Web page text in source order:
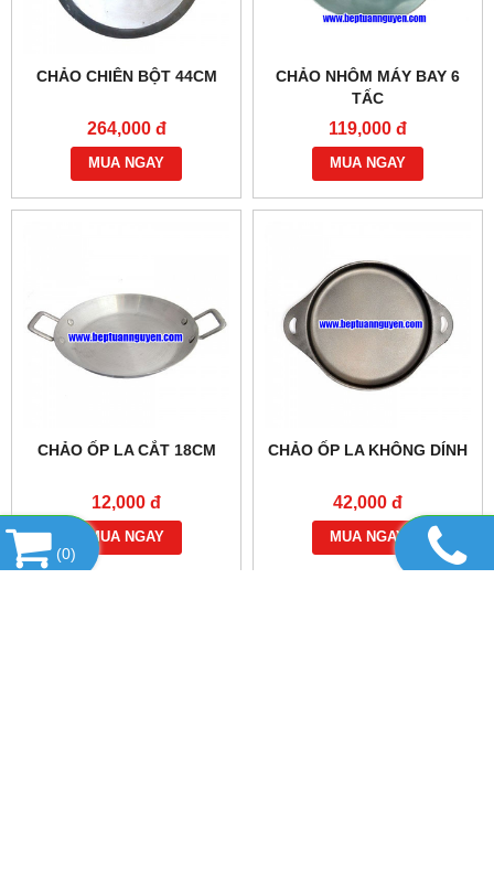
CHẢO CHIÊN BỘT 44CM
264,000 đ
MUA NGAY
CHẢO NHÔM MÁY BAY 6
TẤC
119,000 đ
MUA NGAY
CHẢO ỐP LA CẮT 18CM
12,000 đ
MUA NGAY
CHẢO ỐP LA KHÔNG DÍNH
42,000 đ
MUA NGAY
(0)